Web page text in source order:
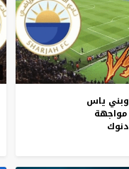
وبني ياس
مواجهة